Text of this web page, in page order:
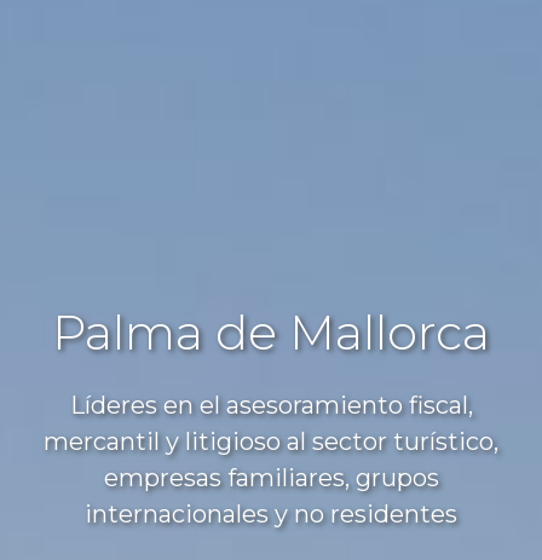
Palma de Mallorca
Líderes en el asesoramiento fiscal,
mercantil y litigioso al sector turístico,
empresas familiares, grupos
internacionales y no residentes